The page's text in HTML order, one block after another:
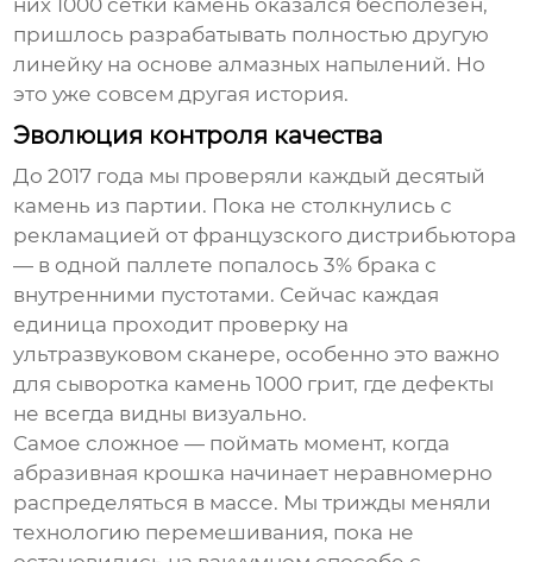
них 1000 сетки камень оказался бесполезен,
пришлось разрабатывать полностью другую
линейку на основе алмазных напылений. Но
это уже совсем другая история.
Эволюция контроля качества
До 2017 года мы проверяли каждый десятый
камень из партии. Пока не столкнулись с
рекламацией от французского дистрибьютора
— в одной паллете попалось 3% брака с
внутренними пустотами. Сейчас каждая
единица проходит проверку на
ультразвуковом сканере, особенно это важно
для сыворотка камень 1000 грит, где дефекты
не всегда видны визуально.
Самое сложное — поймать момент, когда
абразивная крошка начинает неравномерно
распределяться в массе. Мы трижды меняли
технологию перемешивания, пока не